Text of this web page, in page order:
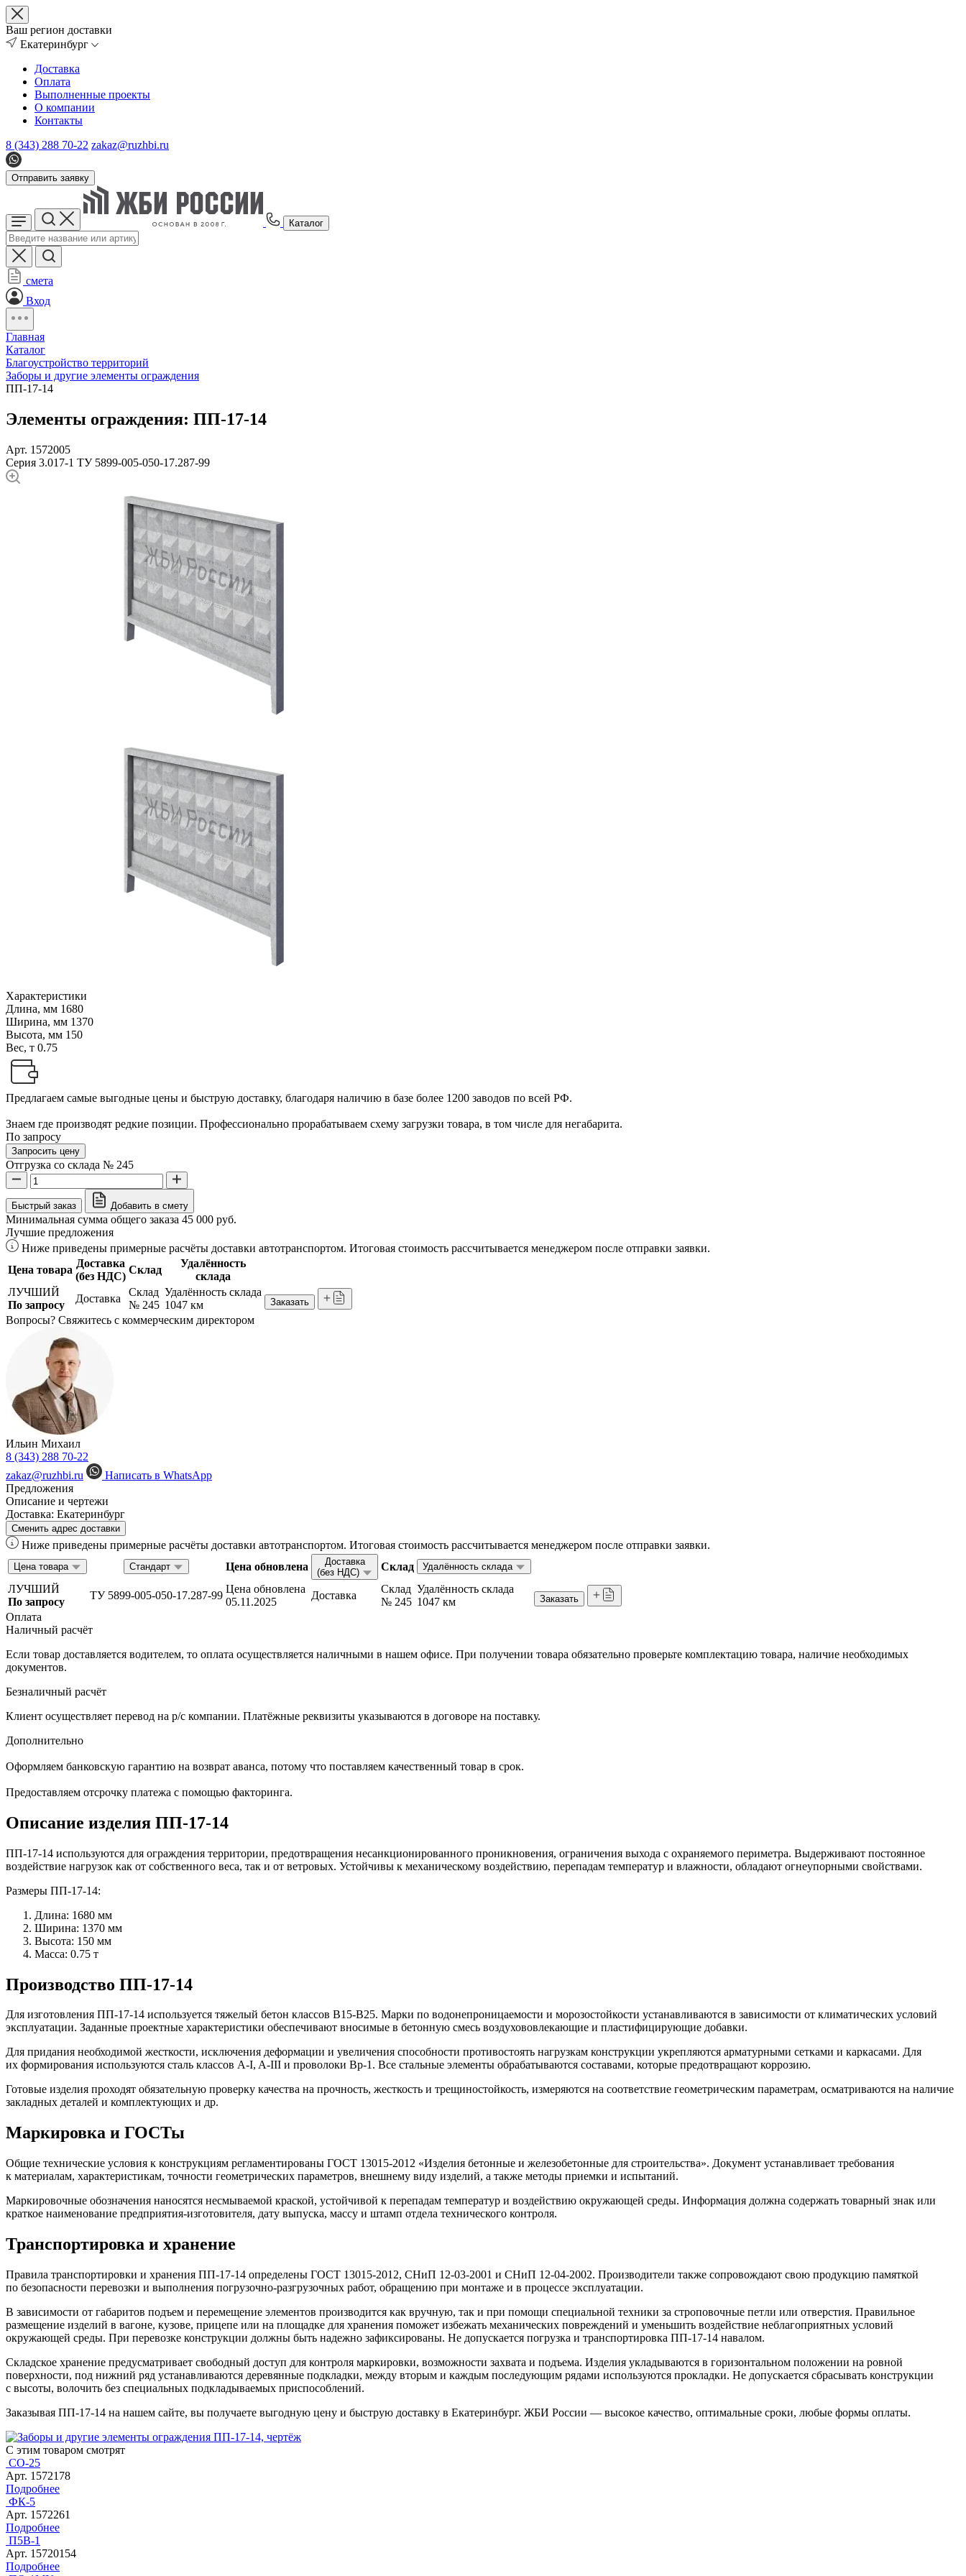
Ваш регион доставки
Екатеринбург
Доставка
Оплата
Выполненные проекты
О компании
Контакты
8 (343) 288 70-22 zakaz@ruzhbi.ru
Отправить заявку
Каталог
смета
Вход
Главная
Каталог
Благоустройство территорий
Заборы и другие элементы ограждения
ПП-17-14
Элементы ограждения: ПП-17-14
Арт. 1572005
Серия 3.017-1 ТУ 5899-005-050-17.287-99
Характеристики
Длина, мм 1680
Ширина, мм 1370
Высота, мм 150
Вес, т 0.75
Предлагаем самые выгодные цены и быструю доставку, благодаря наличию в базе более 1200 заводов по всей РФ.
Знаем где производят редкие позиции. Профессионально прорабатываем схему загрузки товара, в том числе для негабарита.
По запросу
Запросить цену
Отгрузка со склада № 245
Быстрый заказ Добавить в смету
Минимальная сумма общего заказа 45 000 руб.
Лучшие предложения
Ниже приведены примерные расчёты доставки автотранспортом. Итоговая стоимость рассчитывается менеджером после отправки заявки.
Цена товара
Доставка
(без НДС)
Склад
Удалённость
склада
ЛУЧШИЙ
По запросу
Доставка
Склад
№ 245
Удалённость склада
1047 км
Заказать
Вопросы? Свяжитесь с коммерческим директором
Ильин Михаил
8 (343) 288 70-22
zakaz@ruzhbi.ru
Написать в WhatsApp
Предложения
Описание и чертежи
Доставка: Екатеринбург
Сменить адрес доставки
Ниже приведены примерные расчёты доставки автотранспортом. Итоговая стоимость рассчитывается менеджером после отправки заявки.
Цена товара Стандарт Цена обновлена
Доставка
(без НДС)
Склад Удалённость склада
ЛУЧШИЙ
По запросу
ТУ 5899-005-050-17.287-99
Цена обновлена
05.11.2025
Доставка
Склад
№ 245
Удалённость склада
1047 км
Заказать
Оплата
Наличный расчёт
Если товар доставляется водителем, то оплата осуществляется наличными в нашем офисе. При получении товара обязательно проверьте комплектацию товара, наличие необходимых
документов.
Безналичный расчёт
Клиент осуществляет перевод на р/с компании. Платёжные реквизиты указываются в договоре на поставку.
Дополнительно
Оформляем банковскую гарантию на возврат аванса, потому что поставляем качественный товар в срок.
Предоставляем отсрочку платежа с помощью факторинга.
Описание изделия ПП-17-14
ПП-17-14 используются для ограждения территории, предотвращения несанкционированного проникновения, ограничения выхода с охраняемого периметра. Выдерживают постоянное
воздействие нагрузок как от собственного веса, так и от ветровых. Устойчивы к механическому воздействию, перепадам температур и влажности, обладают огнеупорными свойствами.
Размеры ПП-17-14:
Длина: 1680 мм
Ширина: 1370 мм
Высота: 150 мм
Масса: 0.75 т
Производство ПП-17-14
Для изготовления ПП-17-14 используется тяжелый бетон классов В15-В25. Марки по водонепроницаемости и морозостойкости устанавливаются в зависимости от климатических условий
эксплуатации. Заданные проектные характеристики обеспечивают вносимые в бетонную смесь воздухововлекающие и пластифицирующие добавки.
Для придания необходимой жесткости, исключения деформации и увеличения способности противостоять нагрузкам конструкции укрепляются арматурными сетками и каркасами. Для
их формирования используются сталь классов A-I, A-III и проволоки Вр-1. Все стальные элементы обрабатываются составами, которые предотвращают коррозию.
Готовые изделия проходят обязательную проверку качества на прочность, жесткость и трещиностойкость, измеряются на соответствие геометрическим параметрам, осматриваются на наличие
закладных деталей и комплектующих и др.
Маркировка и ГОСТы
Общие технические условия к конструкциям регламентированы ГОСТ 13015-2012 «Изделия бетонные и железобетонные для строительства». Документ устанавливает требования
к материалам, характеристикам, точности геометрических параметров, внешнему виду изделий, а также методы приемки и испытаний.
Маркировочные обозначения наносятся несмываемой краской, устойчивой к перепадам температур и воздействию окружающей среды. Информация должна содержать товарный знак или
краткое наименование предприятия-изготовителя, дату выпуска, массу и штамп отдела технического контроля.
Транспортировка и хранение
Правила транспортировки и хранения ПП-17-14 определены ГОСТ 13015-2012, СНиП 12-03-2001 и СНиП 12-04-2002. Производители также сопровождают свою продукцию памяткой
по безопасности перевозки и выполнения погрузочно-разгрузочных работ, обращению при монтаже и в процессе эксплуатации.
В зависимости от габаритов подъем и перемещение элементов производится как вручную, так и при помощи специальной техники за строповочные петли или отверстия. Правильное
размещение изделий в вагоне, кузове, прицепе или на площадке для хранения поможет избежать механических повреждений и уменьшить воздействие неблагоприятных условий
окружающей среды. При перевозке конструкции должны быть надежно зафиксированы. Не допускается погрузка и транспортировка ПП-17-14 навалом.
Складское хранение предусматривает свободный доступ для контроля маркировки, возможности захвата и подъема. Изделия укладываются в горизонтальном положении на ровной
поверхности, под нижний ряд устанавливаются деревянные подкладки, между вторым и каждым последующим рядами используются прокладки. Не допускается сбрасывать конструкции
с высоты, волочить без специальных подкладываемых приспособлений.
Заказывая ПП-17-14 на нашем сайте, вы получаете выгодную цену и быструю доставку в Екатеринбург. ЖБИ России — высокое качество, оптимальные сроки, любые формы оплаты.
С этим товаром смотрят
СО-25
Арт. 1572178
Подробнее
ФК-5
Арт. 1572261
Подробнее
П5В-1
Арт. 15720154
Подробнее